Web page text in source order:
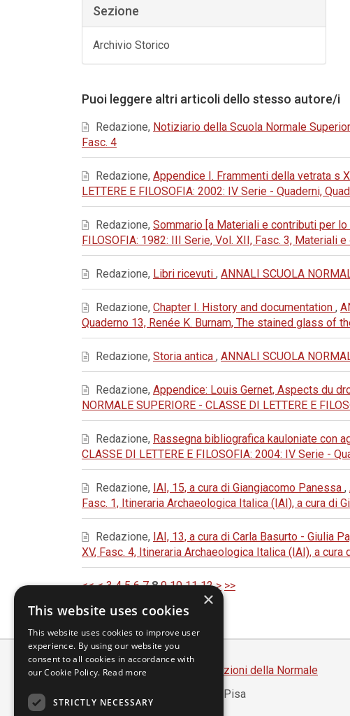
Sezione
Archivio Storico
Puoi leggere altri articoli dello stesso autore/i
Redazione, Notiziario della Scuola Normale
Fasc. 4
Redazione, Appendice I. Frammenti della vetrata s
LETTERE E FILOSOFIA: 2002: IV Serie - Quaderni,
Redazione, Sommario [a Materiali e contributi per
FILOSOFIA: 1982: III Serie, Vol. XII, Fasc. 3,
Redazione, Libri ricevuti , ANNALI SCUOLA
Redazione, Chapter I. History and documentation ,
Quaderno 13, Renée K. Burnam, The stained glass of
Redazione, Storia antica , ANNALI SCUOLA
Redazione, Appendice: Louis Gernet, Aspects du
NORMALE SUPERIORE - CLASSE DI LETTERE E
Redazione, Rassegna bibliografica kauloniate con
CLASSE DI LETTERE E FILOSOFIA: 2004: IV Serie -
Redazione, IAI, 15, a cura di Giangiacomo Panessa ,
Fasc. 1, Itineraria Archaeologica Italica (IAI), a cura di
Redazione, IAI, 13, a cura di Carla Basurto - Giulia
XV, Fasc. 4, Itineraria Archaeologica Italica (IAI), a cura
<< < 3 4 5 6 7 8 9 10 11 12 > >>
Scuola Normale Superiore
Edizioni della Normale
Piazza dei Cavalieri, 7 - 56126 Pisa
×
This website uses cookies
This website uses cookies to improve user
experience. By using our website you
consent to all cookies in accordance with
our Cookie Policy. Read more
STRICTLY NECESSARY